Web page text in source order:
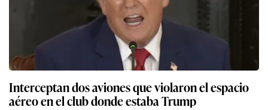
Interceptan dos aviones que violaron el espacio
aéreo en el club donde estaba Trump